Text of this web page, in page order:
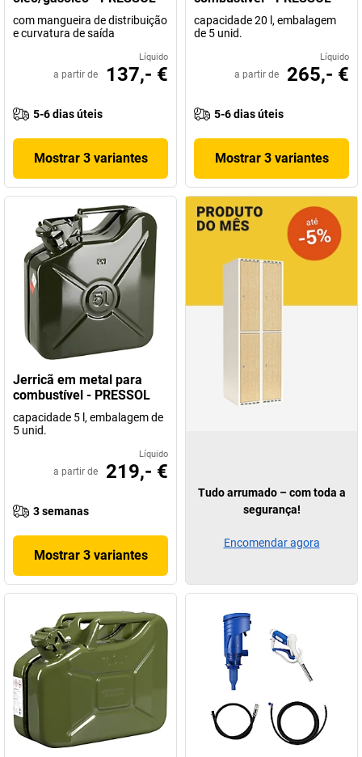
com mangueira de distribuição
e curvatura de saída
Líquido
a partir de 137,- €
5-6 dias úteis
Mostrar 3 variantes
capacidade 20 l, embalagem
de 5 unid.
Líquido
a partir de 265,- €
5-6 dias úteis
Mostrar 3 variantes
Jerricã em metal para
combustível - PRESSOL
capacidade 5 l, embalagem de
5 unid.
Líquido
a partir de 219,- €
3 semanas
Mostrar 3 variantes
Tudo arrumado – com toda a
segurança!
Encomendar agora